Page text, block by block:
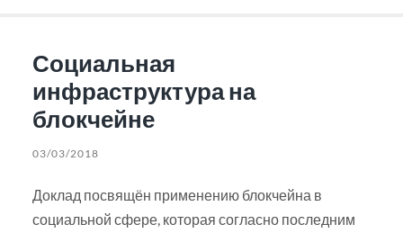
Социальная
инфраструктура на
блокчейне
03/03/2018
Доклад посвящён применению блокчейна в
социальной сфере, которая согласно последним